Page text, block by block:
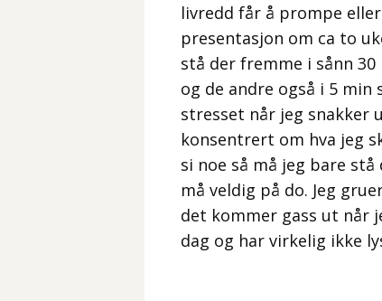
livredd får å prompe
presentasjon om ca to
stå der fremme i sånn
og de andre også i 5 min
stresset når jeg snakker
konsentrert om hva jeg
si noe så må jeg bare
må veldig på do. Jeg
det kommer gass ut når
dag og har virkelig ikke